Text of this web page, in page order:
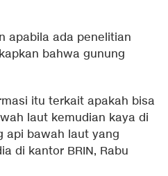
apabila ada penelitian
bahwa gunung
itu terkait apakah bisa
laut kemudian kaya di
api bawah laut yang
di kantor BRIN, Rabu